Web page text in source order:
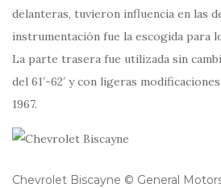
delanteras, tuvieron influencia en las
instrumentación fue la escogida para
La parte trasera fue utilizada sin
del 61′-62′ y con ligeras
1967.
Chevrolet Biscayne © General